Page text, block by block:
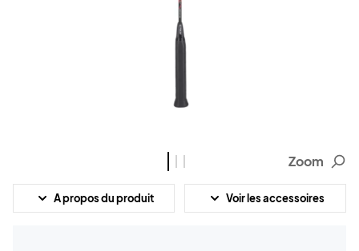
Zoom
A propos du produit Voir les accessoires